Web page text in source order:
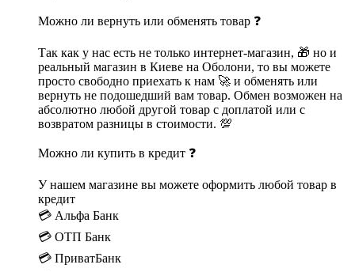
Можно ли вернуть или обменять товар ❓
Так как у нас есть не только интернет-магазин, 🎁 но и
реальный магазин в Киеве на Оболони, то вы можете
просто свободно приехать к нам 🚀 и обменять или
вернуть не подошедший вам товар. Обмен возможен на
абсолютно любой другой товар с доплатой или с
возвратом разницы в стоимости. 💯
Можно ли купить в кредит ❓
У нашем магазине вы можете оформить любой товар в
кредит
💳 Альфа Банк
💳 ОТП Банк
💳 ПриватБанк